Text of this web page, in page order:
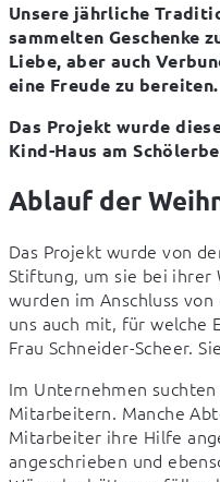
Unsere jährliche
sammelten Geschenke
Liebe, aber auch
eine Freude zu bereiten.
Das Projekt wurde
Kind-Haus am
Ablauf der
Das Projekt wurde von
Stiftung, um sie bei ihrer
wurden im Anschluss
uns auch mit, für welche
Frau Schneider-Scheer.
Im Unternehmen
Mitarbeitern. Manche
Mitarbeiter ihre Hilfe
angeschrieben und